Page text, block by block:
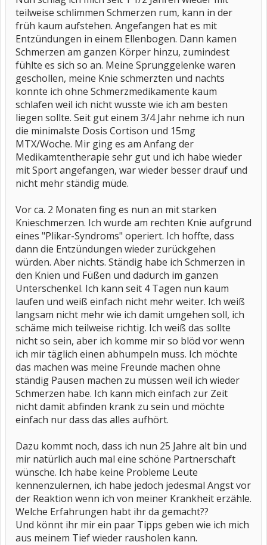
teilweise schlimmen Schmerzen rum, kann in der
früh kaum aufstehen. Angefangen hat es mit
Entzündungen in einem Ellenbogen. Dann kamen
Schmerzen am ganzen Körper hinzu, zumindest
fühlte es sich so an. Meine Sprunggelenke waren
geschollen, meine Knie schmerzten und nachts
konnte ich ohne Schmerzmedikamente kaum
schlafen weil ich nicht wusste wie ich am besten
liegen sollte. Seit gut einem 3/4 Jahr nehme ich nun
die minimalste Dosis Cortison und 15mg
MTX/Woche. Mir ging es am Anfang der
Medikamtentherapie sehr gut und ich habe wieder
mit Sport angefangen, war wieder besser drauf und
nicht mehr ständig müde.
Vor ca. 2 Monaten fing es nun an mit starken
Knieschmerzen. Ich wurde am rechten Knie aufgrund
eines "Plikar-Syndroms" operiert. Ich hoffte, dass
dann die Entzündungen wieder zurückgehen
würden. Aber nichts. Ständig habe ich Schmerzen in
den Knien und Füßen und dadurch im ganzen
Unterschenkel. Ich kann seit 4 Tagen nun kaum
laufen und weiß einfach nicht mehr weiter. Ich weiß
langsam nicht mehr wie ich damit umgehen soll, ich
schäme mich teilweise richtig. Ich weiß das sollte
nicht so sein, aber ich komme mir so blöd vor wenn
ich mir täglich einen abhumpeln muss. Ich möchte
das machen was meine Freunde machen ohne
ständig Pausen machen zu müssen weil ich wieder
Schmerzen habe. Ich kann mich einfach zur Zeit
nicht damit abfinden krank zu sein und möchte
einfach nur dass das alles aufhört.
Dazu kommt noch, dass ich nun 25 Jahre alt bin und
mir natürlich auch mal eine schöne Partnerschaft
wünsche. Ich habe keine Probleme Leute
kennenzulernen, ich habe jedoch jedesmal Angst vor
der Reaktion wenn ich von meiner Krankheit erzähle.
Welche Erfahrungen habt ihr da gemacht??
Und könnt ihr mir ein paar Tipps geben wie ich mich
aus meinem Tief wieder rausholen kann.